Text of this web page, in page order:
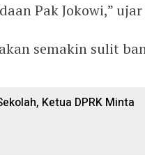
Pak Jokowi,” ujar
semakin sulit
Ketua DPRK Minta